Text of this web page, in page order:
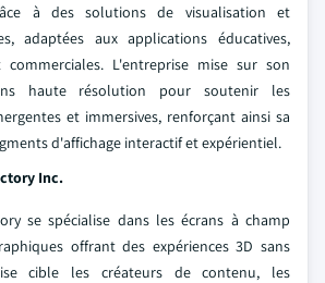
à des solutions de visualisation et
adaptées aux applications éducatives,
commerciales. L'entreprise mise sur son
haute résolution pour soutenir les
et immersives, renforçant ainsi sa
d'affichage interactif et expérientiel.
Inc.
se spécialise dans les écrans à champ
offrant des expériences 3D sans
cible les créateurs de contenu, les